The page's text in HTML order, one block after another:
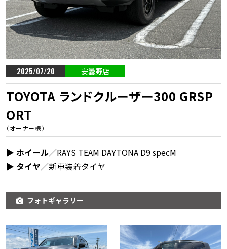
2025/07/20 安曇野店
TOYOTA ランドクルーザー300 GRSP
ORT
（オーナー様）
▶︎ ホイール／RAYS TEAM DAYTONA D9 specM
▶︎ タイヤ／新車装着タイヤ
フォトギャラリー